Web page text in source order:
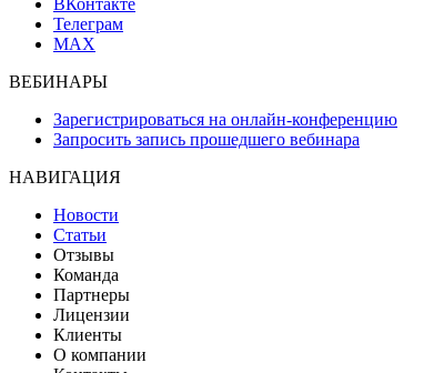
ВКонтакте
Телеграм
MAX
ВЕБИНАРЫ
Зарегистрироваться на онлайн-конференцию
Запросить запись прошедшего вебинара
НАВИГАЦИЯ
Новости
Статьи
Отзывы
Команда
Партнеры
Лицензии
Клиенты
О компании